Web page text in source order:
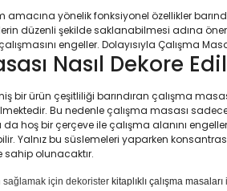
amacına yönelik fonksiyonel özellikler
düzenli şekilde saklanabilmesi adına
engeller. Dolayısıyla Çalışma
Nasıl Dekore
bir ürün çeşitliliği barındıran çalışma
Bu nedenle çalışma masası
hoş bir çerçeve ile çalışma alanını
Yalnız bu süslemeleri yaparken
sahip olunacaktır.
sağlamak için dekorister kitaplıklı çalışma masaları